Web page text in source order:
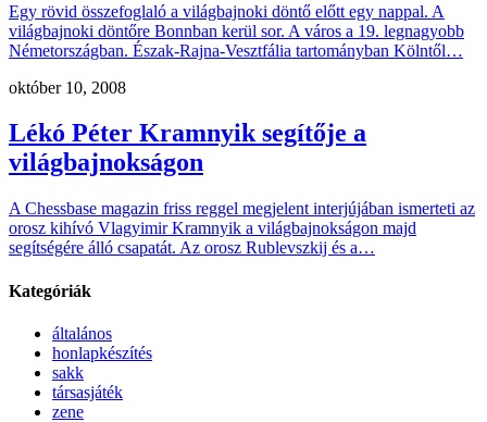
Egy rövid összefoglaló a világbajnoki döntő előtt egy nappal. A
világbajnoki döntőre Bonnban kerül sor. A város a 19. legnagyobb
Németországban. Észak-Rajna-Vesztfália tartományban Kölntől…
október 10, 2008
Lékó Péter Kramnyik segítője a
világbajnokságon
A Chessbase magazin friss reggel megjelent interjújában ismerteti az
orosz kihívó Vlagyimir Kramnyik a világbajnokságon majd
segítségére álló csapatát. Az orosz Rublevszkij és a…
Kategóriák
általános
honlapkészítés
sakk
társasjáték
zene